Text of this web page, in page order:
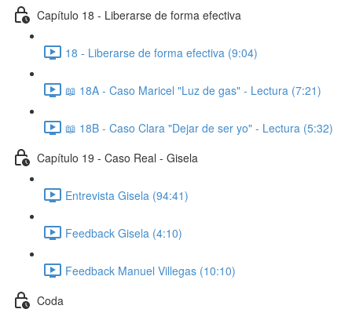
Capítulo 18 - Liberarse de forma efectiva
18 - Liberarse de forma efectiva (9:04)
📖 18A - Caso Maricel "Luz de gas" - Lectura (7:21)
📖 18B - Caso Clara "Dejar de ser yo" - Lectura (5:32)
Capítulo 19 - Caso Real - Gisela
Entrevista Gisela (94:41)
Feedback Gisela (4:10)
Feedback Manuel Villegas (10:10)
Coda